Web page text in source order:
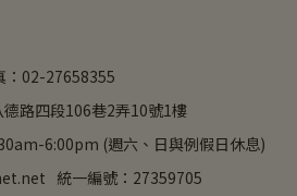
：02-27658355
路四段106巷2弄10號1樓
6:00pm (週六、日與例假日休息)
統一編號：27359705